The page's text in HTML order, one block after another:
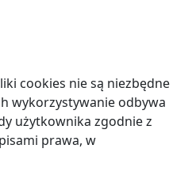
cookies nie są niezbędne
wykorzystywanie odbywa
użytkownika zgodnie z
prawa, w